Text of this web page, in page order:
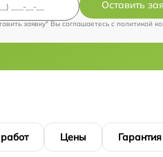
Оставить
заявку" Вы соглашаетесь c политикой
Цены Гарантия